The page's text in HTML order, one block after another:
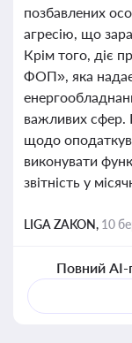
позбавлених
агресію, що
Крім того, діє
ФОП», яка
важливих
щодо
виконувати
звітність у
LIGA ZAKON, 10
Повний AI-